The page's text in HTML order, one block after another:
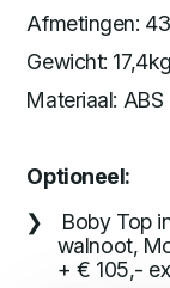
Afmetingen:
Gewicht: 17,4kg
Materiaal: ABS
Optioneel:
Boby Top
walnoot,
+ € 105,-